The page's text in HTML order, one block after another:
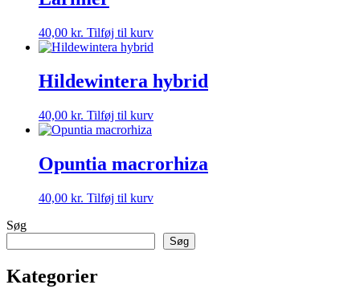
40,00 kr. Tilføj til kurv
Hildewintera hybrid
40,00 kr. Tilføj til kurv
Opuntia macrorhiza
40,00 kr. Tilføj til kurv
Søg
Søg
Kategorier